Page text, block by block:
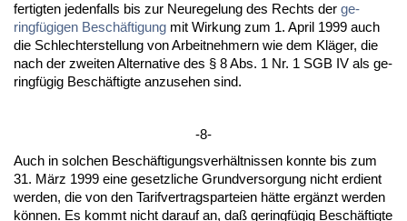
fer­tig­ten je­den­falls bis zur Neu­re­ge­lung des Rechts der ge­
ringfügi­gen Beschäfti­gung mit Wir­kung zum 1. April 1999 auch
die Schlech­ter­stel­lung von Ar­beit­neh­mern wie dem Kläger, die
nach der zwei­ten Al­ter­na­ti­ve des § 8 Abs. 1 Nr. 1 SGB IV als ge­
ringfügig Beschäftig­te an­zu­se­hen sind.
-8-
Auch in sol­chen Beschäfti­gungs­verhält­nis­sen konn­te bis zum
31. März 1999 ei­ne ge­setz­li­che Grund­ver­sor­gung nicht er­dient
wer­den, die von den Ta­rif­ver­trags­par­tei­en hätte ergänzt wer­den
können. Es kommt nicht dar­auf an, daß ge­ringfügig Beschäftig­te